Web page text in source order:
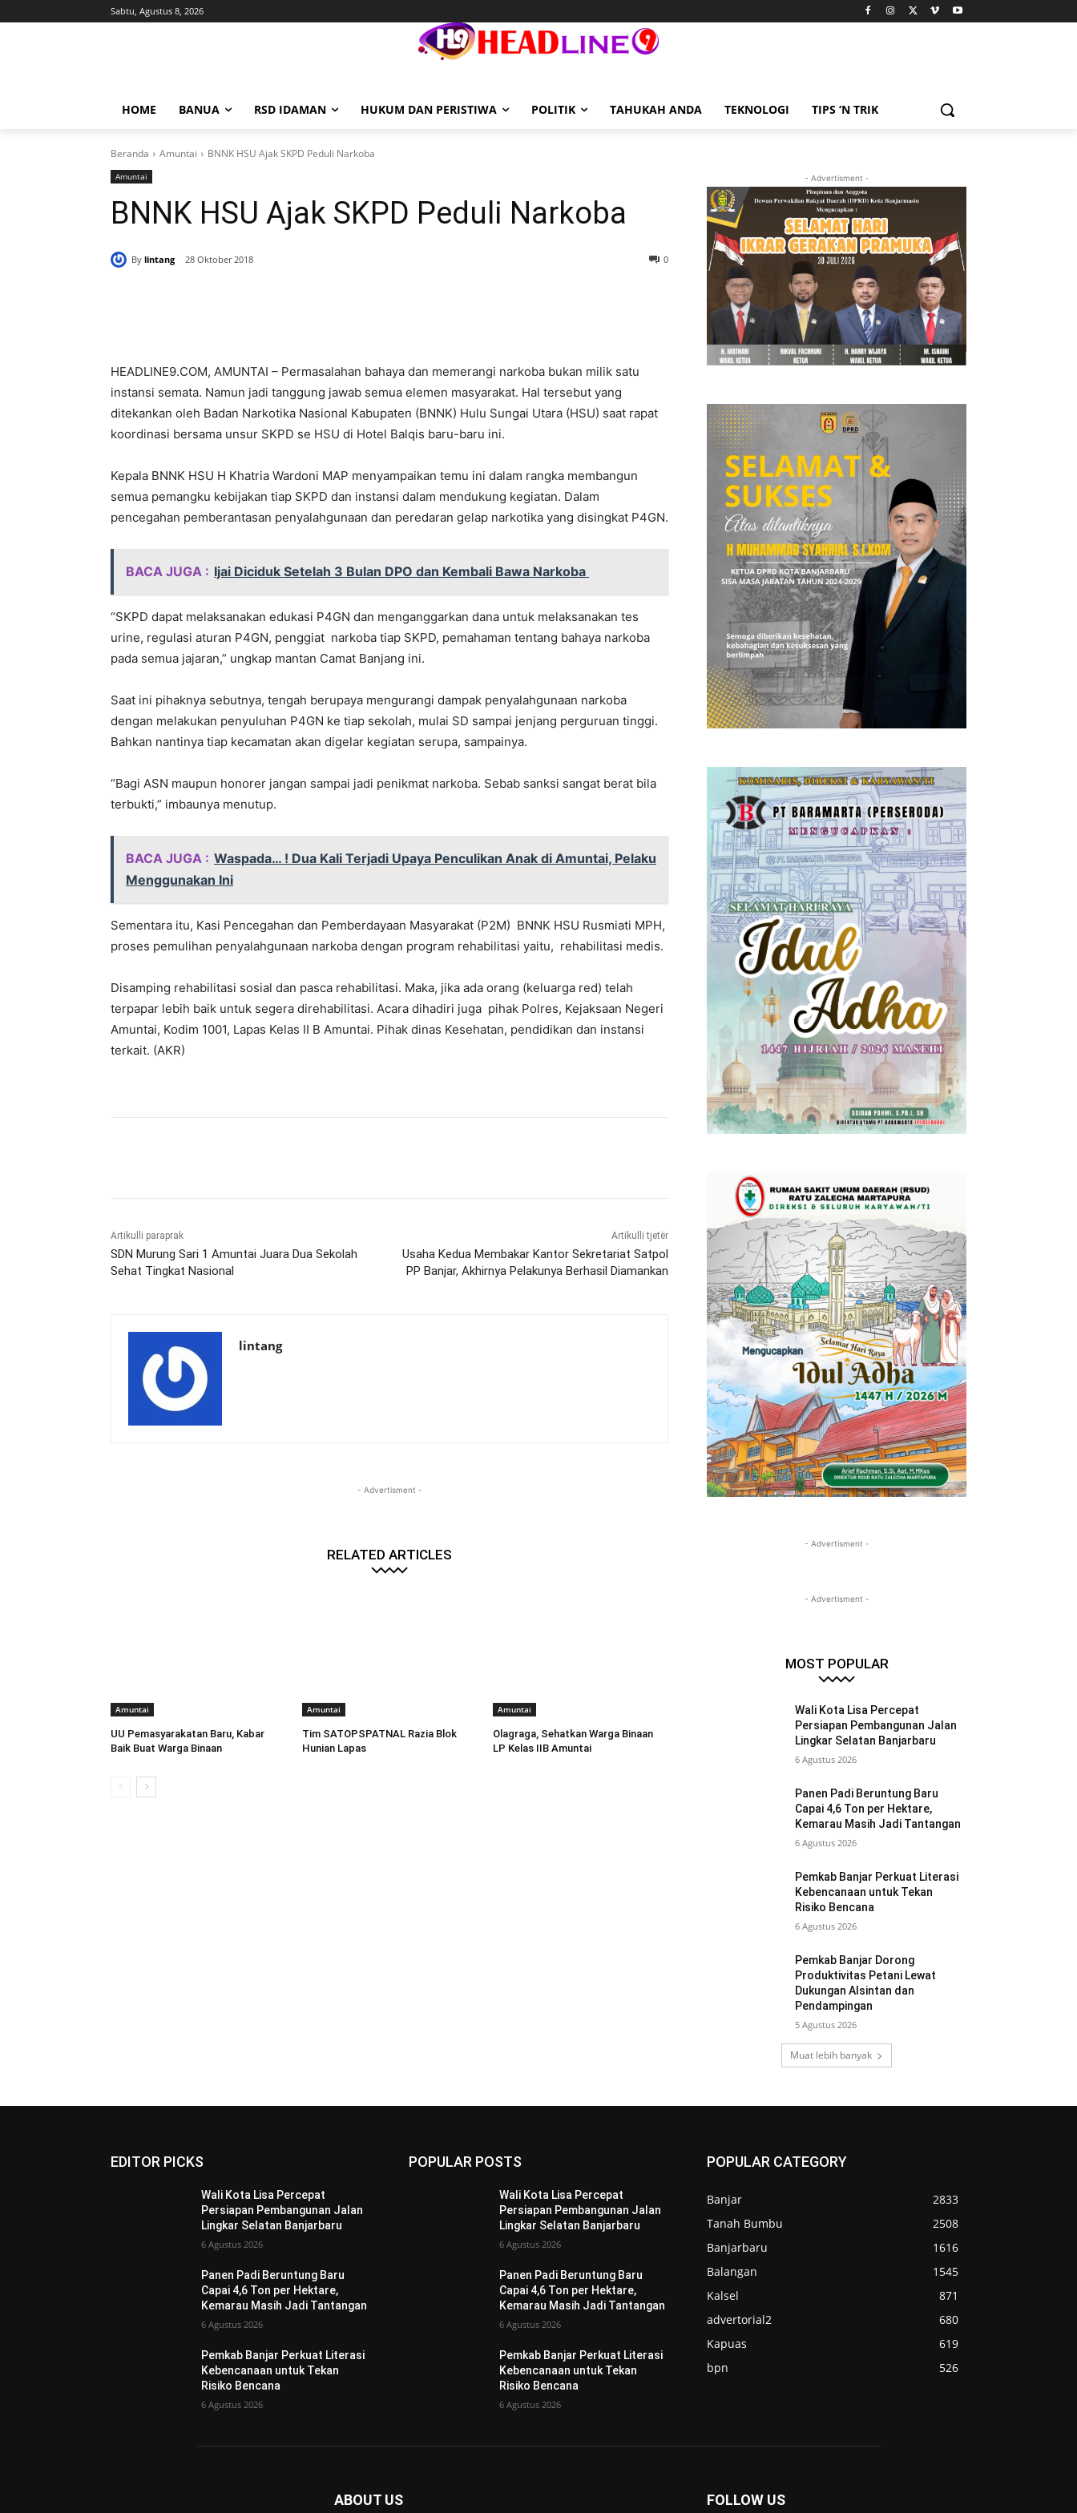
Sabtu, Agustus 8, 2026
HOME BANUA RSD IDAMAN HUKUM DAN PERISTIWA POLITIK TAHUKAH ANDA TEKNOLOGI TIPS ‘N TRIK
Beranda Amuntai BNNK HSU Ajak SKPD Peduli Narkoba
Amuntai
BNNK HSU Ajak SKPD Peduli Narkoba
By lintang 28 Oktober 2018 0
HEADLINE9.COM, AMUNTAI – Permasalahan bahaya dan memerangi narkoba bukan milik satu
instansi semata. Namun jadi tanggung jawab semua elemen masyarakat. Hal tersebut yang
ditekankan oleh Badan Narkotika Nasional Kabupaten (BNNK) Hulu Sungai Utara (HSU) saat rapat
koordinasi bersama unsur SKPD se HSU di Hotel Balqis baru-baru ini.
Kepala BNNK HSU H Khatria Wardoni MAP menyampaikan temu ini dalam rangka membangun
semua pemangku kebijakan tiap SKPD dan instansi dalam mendukung kegiatan. Dalam
pencegahan pemberantasan penyalahgunaan dan peredaran gelap narkotika yang disingkat P4GN.
BACA JUGA : Ijai Diciduk Setelah 3 Bulan DPO dan Kembali Bawa Narkoba
“SKPD dapat melaksanakan edukasi P4GN dan menganggarkan dana untuk melaksanakan tes
urine, regulasi aturan P4GN, penggiat narkoba tiap SKPD, pemahaman tentang bahaya narkoba
pada semua jajaran,” ungkap mantan Camat Banjang ini.
Saat ini pihaknya sebutnya, tengah berupaya mengurangi dampak penyalahgunaan narkoba
dengan melakukan penyuluhan P4GN ke tiap sekolah, mulai SD sampai jenjang perguruan tinggi.
Bahkan nantinya tiap kecamatan akan digelar kegiatan serupa, sampainya.
“Bagi ASN maupun honorer jangan sampai jadi penikmat narkoba. Sebab sanksi sangat berat bila
terbukti,” imbaunya menutup.
BACA JUGA : Waspada… ! Dua Kali Terjadi Upaya Penculikan Anak di Amuntai, Pelaku
Menggunakan Ini
Sementara itu, Kasi Pencegahan dan Pemberdayaan Masyarakat (P2M) BNNK HSU Rusmiati MPH,
proses pemulihan penyalahgunaan narkoba dengan program rehabilitasi yaitu, rehabilitasi medis.
Disamping rehabilitasi sosial dan pasca rehabilitasi. Maka, jika ada orang (keluarga red) telah
terpapar lebih baik untuk segera direhabilitasi. Acara dihadiri juga pihak Polres, Kejaksaan Negeri
Amuntai, Kodim 1001, Lapas Kelas II B Amuntai. Pihak dinas Kesehatan, pendidikan dan instansi
terkait. (AKR)
Artikulli paraprak
SDN Murung Sari 1 Amuntai Juara Dua Sekolah
Sehat Tingkat Nasional
Artikulli tjetër
Usaha Kedua Membakar Kantor Sekretariat Satpol
PP Banjar, Akhirnya Pelakunya Berhasil Diamankan
lintang
- Advertisment -
RELATED ARTICLES
Amuntai
UU Pemasyarakatan Baru, Kabar
Baik Buat Warga Binaan
Amuntai
Tim SATOPSPATNAL Razia Blok
Hunian Lapas
Amuntai
Olagraga, Sehatkan Warga Binaan
LP Kelas IIB Amuntai
- Advertisment -
- Advertisment -
- Advertisment -
MOST POPULAR
Wali Kota Lisa Percepat
Persiapan Pembangunan Jalan
Lingkar Selatan Banjarbaru
6 Agustus 2026
Panen Padi Beruntung Baru
Capai 4,6 Ton per Hektare,
Kemarau Masih Jadi Tantangan
6 Agustus 2026
Pemkab Banjar Perkuat Literasi
Kebencanaan untuk Tekan
Risiko Bencana
6 Agustus 2026
Pemkab Banjar Dorong
Produktivitas Petani Lewat
Dukungan Alsintan dan
Pendampingan
5 Agustus 2026
Muat lebih banyak
EDITOR PICKS
Wali Kota Lisa Percepat
Persiapan Pembangunan Jalan
Lingkar Selatan Banjarbaru
6 Agustus 2026
Panen Padi Beruntung Baru
Capai 4,6 Ton per Hektare,
Kemarau Masih Jadi Tantangan
6 Agustus 2026
Pemkab Banjar Perkuat Literasi
Kebencanaan untuk Tekan
Risiko Bencana
6 Agustus 2026
POPULAR POSTS
Wali Kota Lisa Percepat
Persiapan Pembangunan Jalan
Lingkar Selatan Banjarbaru
6 Agustus 2026
Panen Padi Beruntung Baru
Capai 4,6 Ton per Hektare,
Kemarau Masih Jadi Tantangan
6 Agustus 2026
Pemkab Banjar Perkuat Literasi
Kebencanaan untuk Tekan
Risiko Bencana
6 Agustus 2026
POPULAR CATEGORY
Banjar
2833
Tanah Bumbu
2508
Banjarbaru
1616
Balangan
1545
Kalsel
871
advertorial2
680
Kapuas
619
bpn
526
ABOUT US FOLLOW US